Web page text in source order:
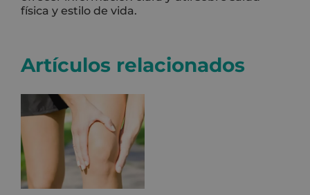
física y estilo de vida.
Artículos relacionados